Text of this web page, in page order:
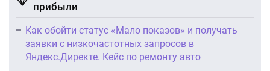
прибыли
Как обойти статус «Мало показов» и получать
заявки с низкочастотных запросов в
Яндекс.Директе. Кейс по ремонту авто